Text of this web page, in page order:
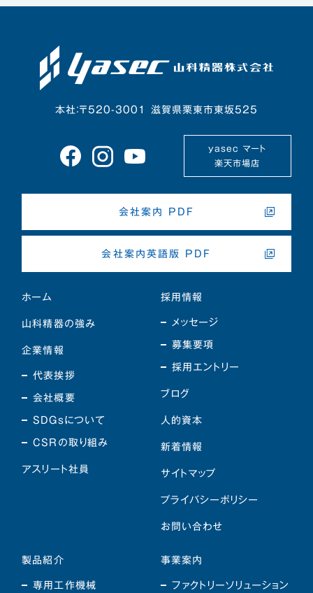
本社：〒520-3001 滋賀県栗東市東坂525
yasec マート
楽天市場店
会社案内 PDF
会社案内英語版 PDF
ホーム
山科精器の強み
企業情報
代表挨拶
会社概要
SDGsについて
CSRの取り組み
アスリート社員
事業案内
ファクトリーソリューション
製品紹介
専用工作機械
採用情報
メッセージ
募集要項
採用エントリー
ブログ
人的資本
新着情報
サイトマップ
プライバシーポリシー
お問い合わせ